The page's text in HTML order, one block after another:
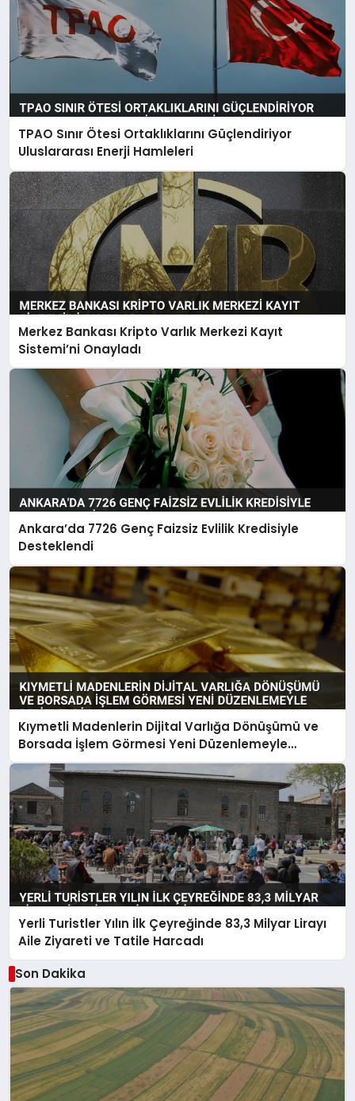
TPAO Sınır Ötesi Ortaklıklarını Güçlendiriyor
Uluslararası Enerji Hamleleri
Merkez Bankası Kripto Varlık Merkezi Kayıt
Sistemi’ni Onayladı
Ankara’da 7726 Genç Faizsiz Evlilik Kredisiyle
Desteklendi
Kıymetli Madenlerin Dijital Varlığa Dönüşümü ve
Borsada İşlem Görmesi Yeni Düzenlemeyle
Belirlendi
Yerli Turistler Yılın İlk Çeyreğinde 83,3 Milyar Lirayı
Aile Ziyareti ve Tatile Harcadı
Son Dakika